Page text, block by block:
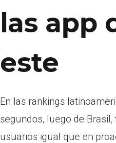
las app
este
En las rankings
segundos, luego de
usuarios igual que en